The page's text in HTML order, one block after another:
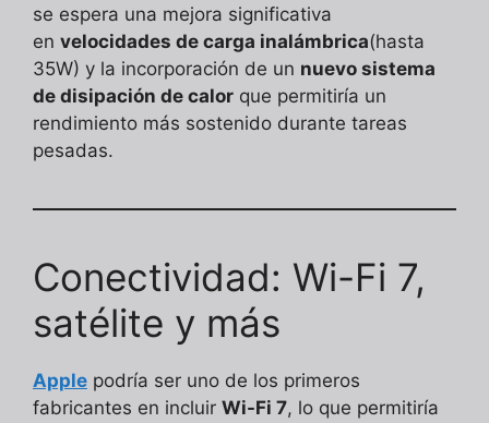
se espera una mejora significativa
en velocidades de carga inalámbrica(hasta
35W) y la incorporación de un nuevo sistema
de disipación de calor que permitiría un
rendimiento más sostenido durante tareas
pesadas.
Conectividad: Wi-Fi 7,
satélite y más
Apple podría ser uno de los primeros
fabricantes en incluir Wi-Fi 7, lo que permitiría